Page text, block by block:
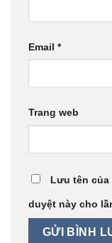
Email *
Trang web
Lưu tên của
duyệt này cho